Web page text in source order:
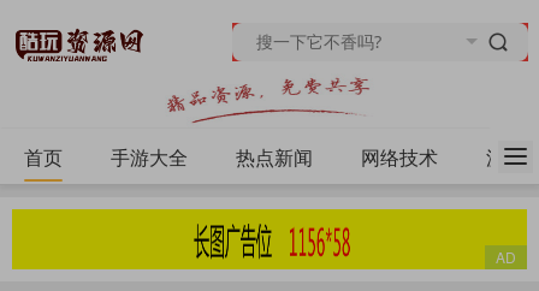
首页 手游大全 热点新闻 网络技术 源码